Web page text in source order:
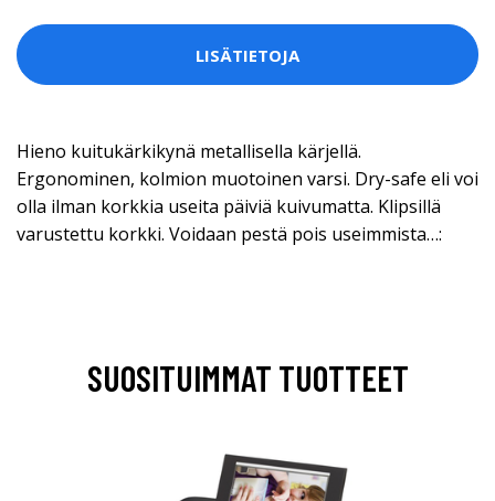
LISÄTIETOJA
Hieno kuitukärkikynä metallisella kärjellä.
Ergonominen, kolmion muotoinen varsi. Dry-safe eli voi
olla ilman korkkia useita päiviä kuivumatta. Klipsillä
varustettu korkki. Voidaan pestä pois useimmista…:
SUOSITUIMMAT TUOTTEET